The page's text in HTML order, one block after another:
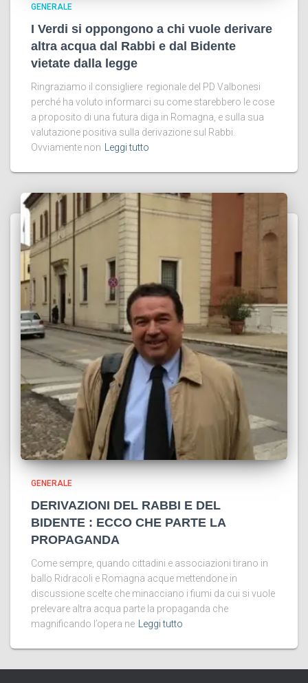
GENERALE
I Verdi si oppongono a chi vuole derivare
altra acqua dal Rabbi e dal Bidente
vietate dalla legge
Ringraziamo il consigliere regionale del PD Valbonesi
perché ha voluto informarci su come starebbero le cose
a proposito di una futura diga in Romagna, e sulla sua
valutazione positiva sulla derivazione sul Rabbi.
Ovviamente non
Leggi tutto
GENERALE
DERIVAZIONI DEL RABBI E DEL
BIDENTE : ECCO CHE PARTE LA
PROPAGANDA
Come sempre, quando cittadini e associazioni tirano in
ballo Ridracoli e Romagna acque mettendone in
discussione scelte che minacciano i fiumi da cui si vuole
prelevare altra acqua parte la propaganda che
magnificando l’opera ne
Leggi tutto